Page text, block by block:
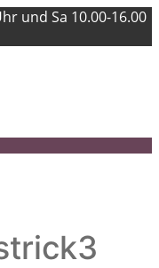
und Sa 10.00-16.00